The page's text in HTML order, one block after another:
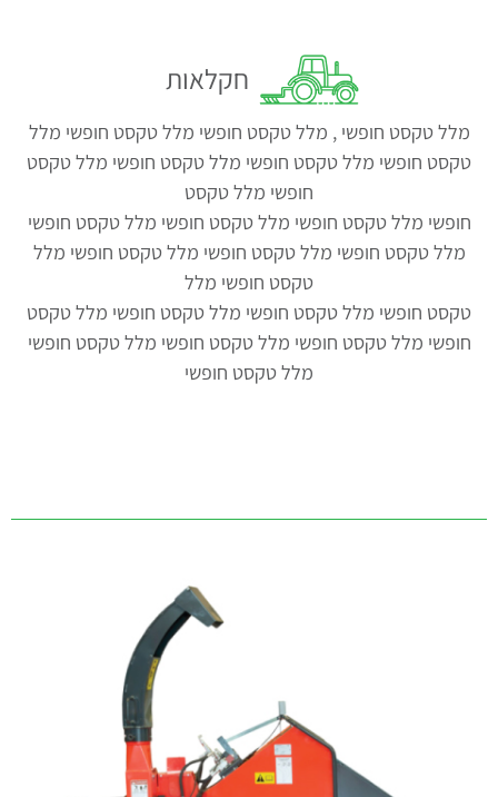
חקלאות
מלל טקסט חופשי , מלל טקסט חופשי מלל טקסט חופשי מלל
טקסט חופשי מלל טקסט חופשי מלל טקסט חופשי מלל טקסט
חופשי מלל טקסט
חופשי מלל טקסט חופשי מלל טקסט חופשי מלל טקסט חופשי
מלל טקסט חופשי מלל טקסט חופשי מלל טקסט חופשי מלל
טקסט חופשי מלל
טקסט חופשי מלל טקסט חופשי מלל טקסט חופשי מלל טקסט
חופשי מלל טקסט חופשי מלל טקסט חופשי מלל טקסט חופשי
מלל טקסט חופשי